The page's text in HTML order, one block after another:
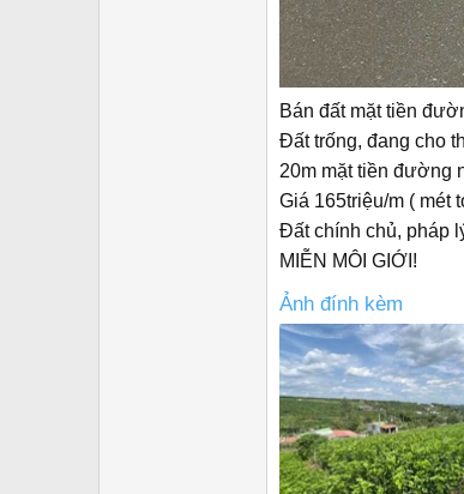
Bán đất mặt tiền
Đất trống, đang cho
20m mặt tiền đường
Giá 165triệu/m ( mét
Đất chính chủ, pháp
MIỄN MÔI GIỚI!
Ảnh đính kèm